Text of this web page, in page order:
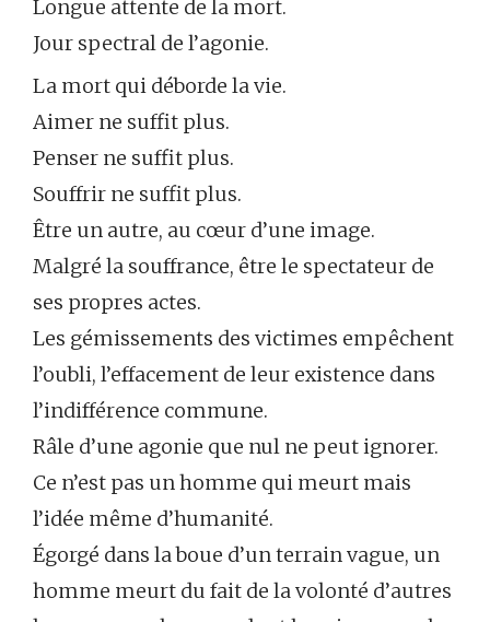
Longue attente de la mort.
Jour spectral de l’agonie.
La mort qui déborde la vie.
Aimer ne suffit plus.
Penser ne suffit plus.
Souffrir ne suffit plus.
Être un autre, au cœur d’une image.
Malgré la souffrance, être le spectateur de
ses propres actes.
Les gémissements des victimes empêchent
l’oubli, l’effacement de leur existence dans
l’indifférence commune.
Râle d’une agonie que nul ne peut ignorer.
Ce n’est pas un homme qui meurt mais
l’idée même d’humanité.
Égorgé dans la boue d’un terrain vague, un
homme meurt du fait de la volonté d’autres